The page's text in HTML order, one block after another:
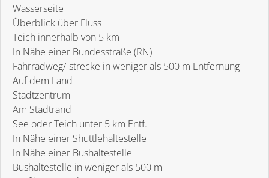
Wasserseite
Überblick über Fluss
Teich innerhalb von 5 km
In Nähe einer Bundesstraße (RN)
Fahrradweg/-strecke in weniger als 500 m Entfernung
Auf dem Land
Stadtzentrum
Am Stadtrand
See oder Teich unter 5 km Entf.
In Nähe einer Shuttlehaltestelle
In Nähe einer Bushaltestelle
Bushaltestelle in weniger als 500 m